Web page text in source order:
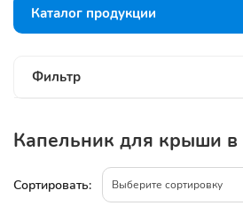
Каталог продукции
Фильтр
Капельник для крыши в
Сортировать: Выберите сортировку